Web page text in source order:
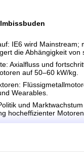
IE6 wird Mainstream;
die Abhängigkeit von
Axialfluss und
auf 50–60 kW/kg.
Wearables.
und
hocheffizienter Motoren